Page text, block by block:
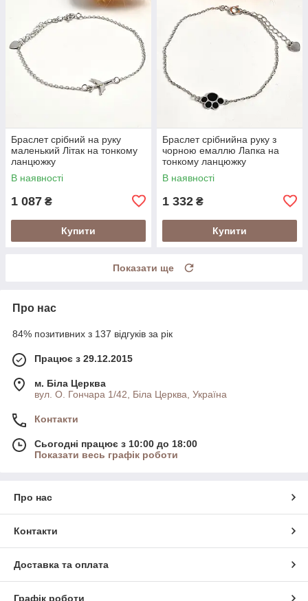
Браслет срібний на руку
маленький Літак на тонкому
ланцюжку
В наявності
1 087 ₴
Купити
Браслет срібнийна руку з
чорною емаллю Лапка на
тонкому ланцюжку
В наявності
1 332 ₴
Купити
Показати ще
Про нас
84% позитивних з 137 відгуків за рік
Працює з 29.12.2015
м. Біла Церква
вул. О. Гончара 1/42, Біла Церква, Україна
Контакти
Сьогодні працює з 10:00 до 18:00
Показати весь графік роботи
Про нас
Контакти
Доставка та оплата
Графік роботи